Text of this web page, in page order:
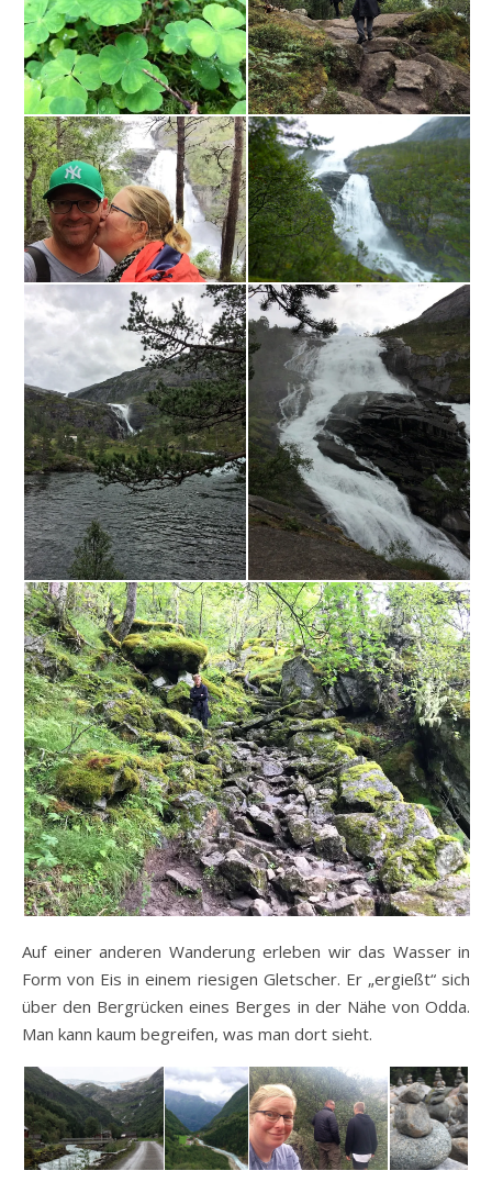
Auf einer anderen Wanderung erleben wir das Wasser in
Form von Eis in einem riesigen Gletscher. Er „ergießt“ sich
über den Bergrücken eines Berges in der Nähe von Odda.
Man kann kaum begreifen, was man dort sieht.